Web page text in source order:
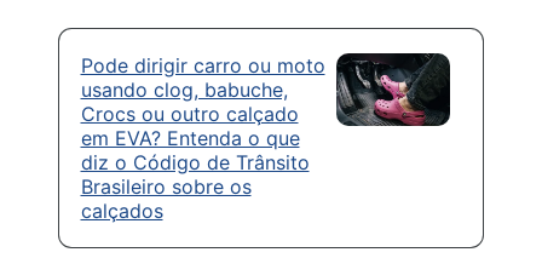
Pode dirigir carro ou moto
usando clog, babuche,
Crocs ou outro calçado
em EVA? Entenda o que
diz o Código de Trânsito
Brasileiro sobre os
calçados